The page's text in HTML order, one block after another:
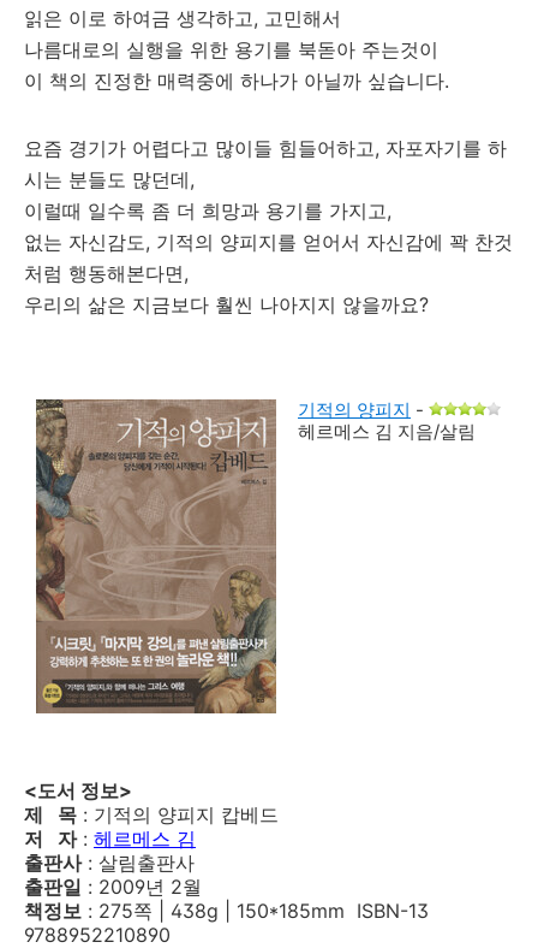
읽은 이로 하여금 생각하고, 고민해서
나름대로의 실행을 위한 용기를 북돋아 주는것이
이 책의 진정한 매력중에 하나가 아닐까 싶습니다.
요즘 경기가 어렵다고 많이들 힘들어하고, 자포자기를 하
시는 분들도 많던데,
이럴때 일수록 좀 더 희망과 용기를 가지고,
없는 자신감도, 기적의 양피지를 얻어서 자신감에 꽉 찬것
처럼 행동해본다면,
우리의 삶은 지금보다 훨씬 나아지지 않을까요?
기적의 양피지 -
헤르메스 김 지음/살림
<도서 정보>
제 목 : 기적의 양피지 캅베드
저 자: 헤르메스 김
출판사: 살림출판사
출판일 : 2009년 2월
책정보 : 275쪽 | 438g | 150*185mm ISBN-13
9788952210890